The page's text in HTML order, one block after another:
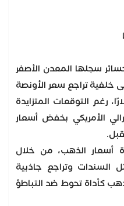
سجلها المعدن الأصفر
خلفية تراجع سعر الأونصة
إلى ما دون 3335 دولارًا، رغم التوقعات المتزايدة
الأمريكي بخفض أسعار
أسعار الذهب، من خلال
السندات وتراجع جاذبية
كأداة تحوط ضد التباطؤ